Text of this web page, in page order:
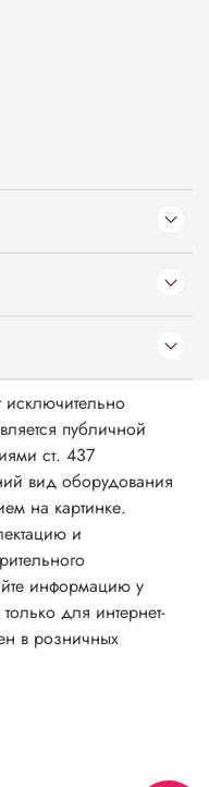
исключительно
публичной
ст. 437
вид оборудования
на картинке.
и
информацию у
для интернет-
в розничных